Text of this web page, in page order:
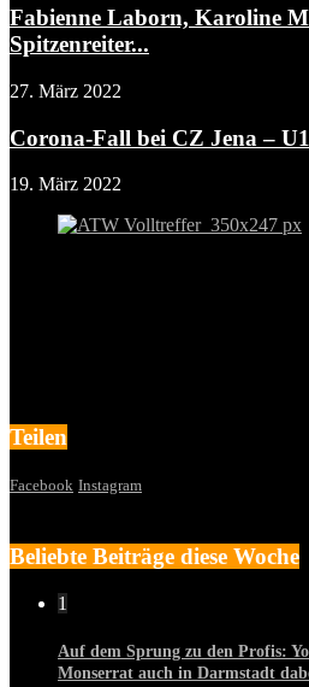
Fabienne Laborn, Karoline
Spitzenreiter...
27. März 2022
Corona-Fall bei CZ Jena –
19. März 2022
Teilen
Facebook Instagram
Beliebte Beiträge diese Woche
1
Auf dem Sprung zu den Profis:
Monserrat auch in Darmstadt